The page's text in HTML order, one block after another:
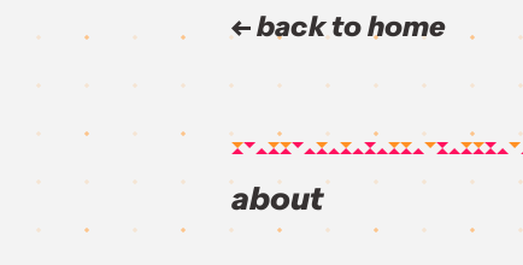
back to home
about